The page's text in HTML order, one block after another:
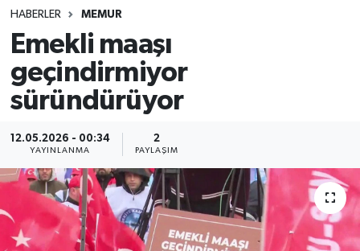
HABERLER MEMUR
Emekli maaşı
geçindirmiyor
süründürüyor
12.05.2026 - 00:34
YAYINLANMA
2
PAYLAŞIM
YARIŞMA/ETKİNLİKLER
ANKET
MEVZUAT/KARARLAR